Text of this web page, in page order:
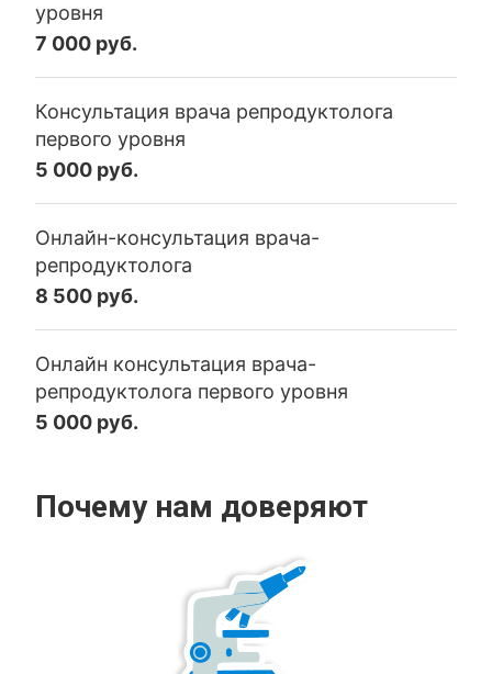
уровня
7 000 руб.
Консультация врача репродуктолога
первого уровня
5 000 руб.
Онлайн-консультация врача-
репродуктолога
8 500 руб.
Онлайн консультация врача-
репродуктолога первого уровня
5 000 руб.
Почему нам доверяют